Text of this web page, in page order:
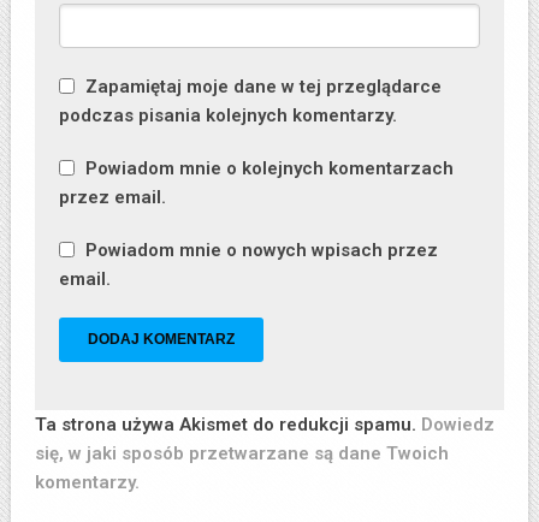
Zapamiętaj moje dane w tej przeglądarce
podczas pisania kolejnych komentarzy.
Powiadom mnie o kolejnych komentarzach
przez email.
Powiadom mnie o nowych wpisach przez
email.
Ta strona używa Akismet do redukcji spamu. Dowiedz
się, w jaki sposób przetwarzane są dane Twoich
komentarzy.